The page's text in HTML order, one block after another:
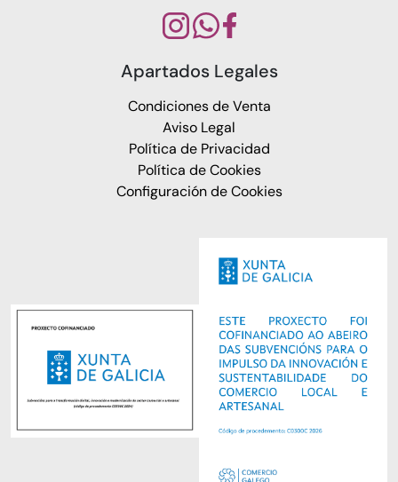
Apartados Legales
Condiciones de Venta
Aviso Legal
Política de Privacidad
Política de Cookies
Configuración de Cookies